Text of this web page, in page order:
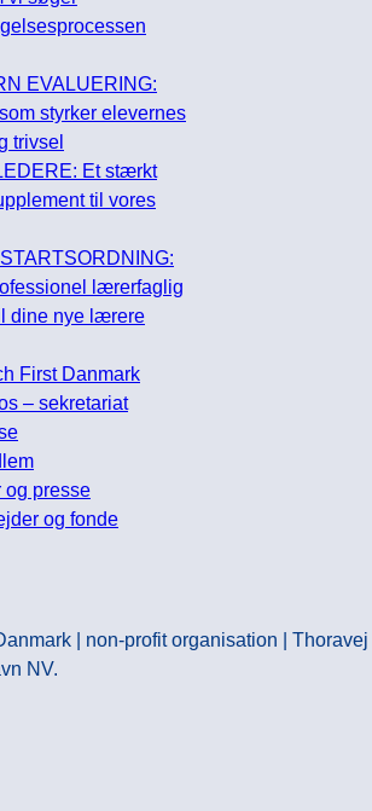
EVALUERING:
styrker elevernes
trivsel
Et stærkt
til vores
lærerfaglig
dine nye lærere
First Danmark
– sekretariat
og presse
og fonde
| non-profit organisation | Thoravej
NV.